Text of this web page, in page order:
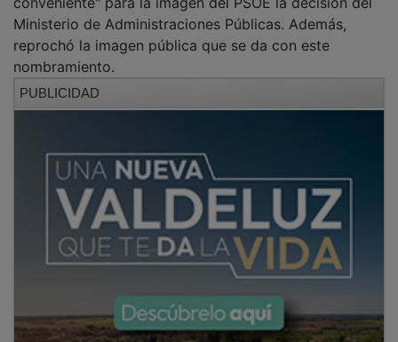
Ministerio de Administraciones Públicas. Además,
reprochó la imagen pública que se da con este
nombramiento.